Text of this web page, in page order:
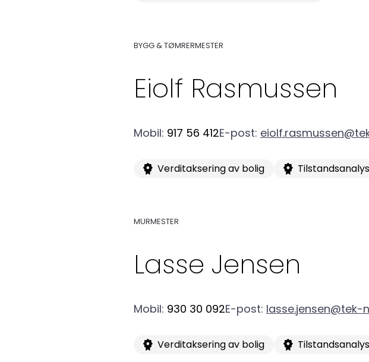
Om Norsk takst
BYGG & TØMRERMESTER
Eiolf Rasmussen
Mobil: 917 56 412E-post:
Verditaksering av bolig
MURMESTER
Lasse Jensen
Mobil: 930 30 092E-post: lasse.jensen@tek-
Verditaksering av bolig